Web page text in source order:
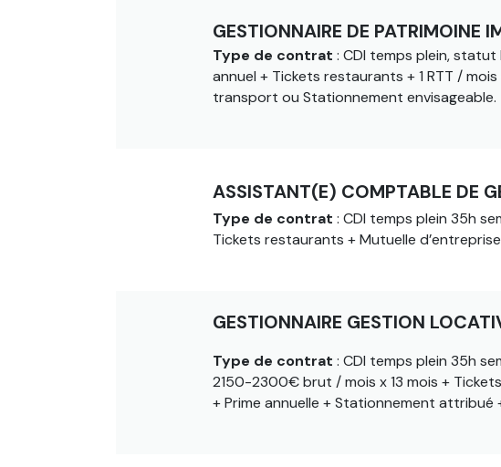
GESTIONNAIRE DE PATRIMOINE
Type de contrat : CDI temps plein, statut
annuel + Tickets restaurants + 1 RTT /
transport ou Stationnement envisageable.
ASSISTANT(E) COMPTABLE DE
Type de contrat : CDI temps plein 35h
Tickets restaurants + Mutuelle
GESTIONNAIRE GESTION
Type de contrat : CDI temps plein 35h
2150-2300€ brut / mois x 13 mois +
+ Prime annuelle + Stationnement attribué